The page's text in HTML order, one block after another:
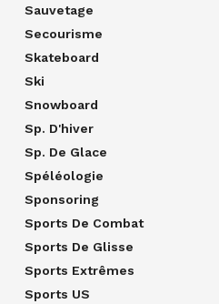
Sauvetage
Secourisme
Skateboard
Ski
Snowboard
Sp. D'hiver
Sp. De Glace
Spéléologie
Sponsoring
Sports De Combat
Sports De Glisse
Sports Extrêmes
Sports US